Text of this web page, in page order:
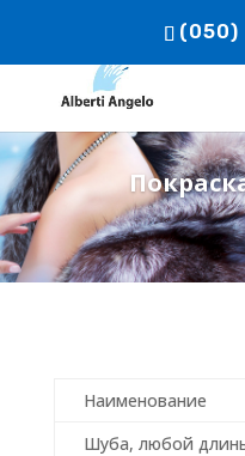
(050)
Наименование
Шуба, любой